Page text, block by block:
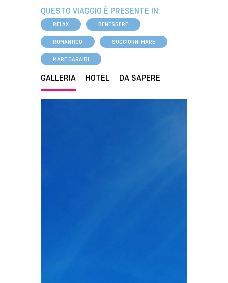
QUESTO VIAGGIO È PRESENTE IN:
RELAX BENESSERE
ROMANTICO SOGGIORNI MARE
MARE CARAIBI
GALLERIA HOTEL DA SAPERE